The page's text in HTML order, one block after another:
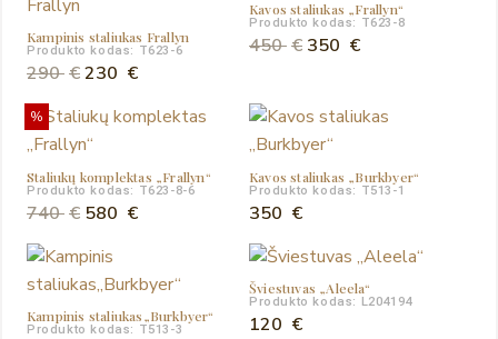
350 €.320 €.
Kampinis staliukas Frallyn
Produkto kodas: T623-6
290€Original
was:
290 €.
230 €Current
is:
Kavos staliukas „Frallyn“
Produkto kodas: T623-8
450€ Original
450 €.
350 €Current
350 €.
%
Staliukų komplektas „Frallyn“
Produkto kodas: T623-8-6
740€ Original
was:
740 €.
580 €Current
580 €.
Kavos staliukas „Burkbyer“
Produkto kodas: T513-1
350 €
Kampinis staliukas„Burkbyer“
Produkto kodas: T513-3
Šviestuvas „Aleela“
Produkto kodas: L204194
120 €